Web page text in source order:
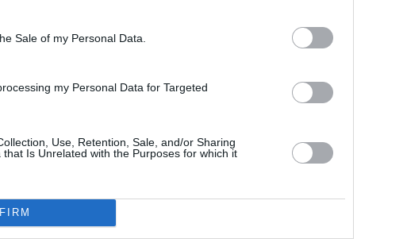
Sale of my Personal Data.
my Personal Data for Targeted
Use, Retention, Sale, and/or Sharing
Is Unrelated with the Purposes for which it